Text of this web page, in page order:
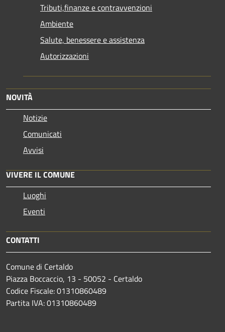
Tributi,finanze e contravvenzioni
Ambiente
Salute, benessere e assistenza
Autorizzazioni
NOVITÀ
Notizie
Comunicati
Avvisi
VIVERE IL COMUNE
Luoghi
Eventi
CONTATTI
Comune di Certaldo
Piazza Boccaccio, 13 - 50052 - Certaldo
Codice Fiscale: 01310860489
Partita IVA: 01310860489